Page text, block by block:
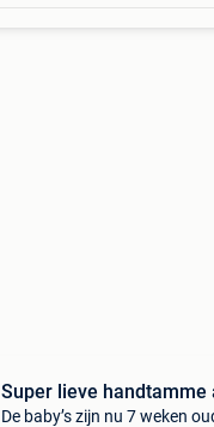
Super lieve handtamme
De baby’s zijn nu 7 weken